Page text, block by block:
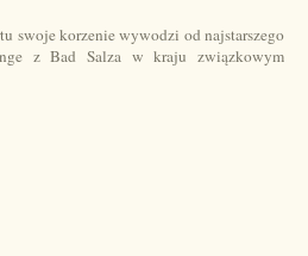
swoje korzenie wywodzi od najstarszego
z Bad Salza w kraju związkowym